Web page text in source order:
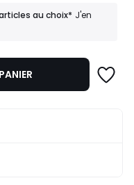
au choix* J'en